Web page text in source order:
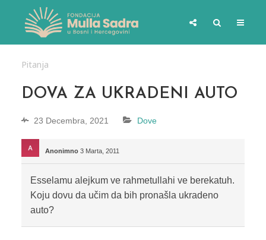
Pitanja
DOVA ZA UKRADENI AUTO
23 Decembra, 2021 Dove
Anonimno 3 Marta, 2011
Esselamu alejkum ve rahmetullahi ve berekatuh.
Koju dovu da učim da bih pronašla ukradeno
auto?